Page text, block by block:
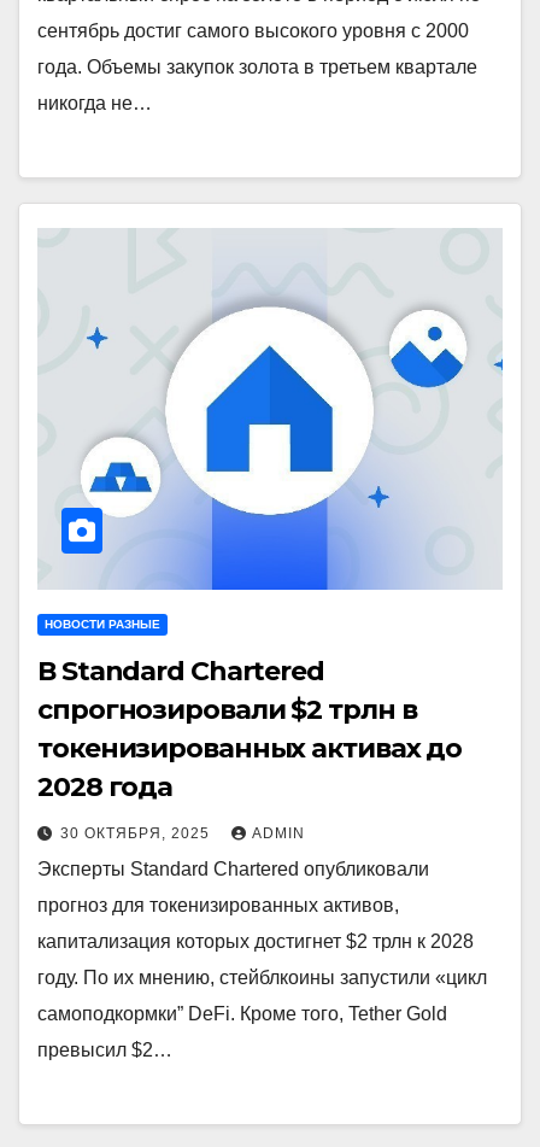
сентябрь достиг самого высокого уровня с 2000
года. Объемы закупок золота в третьем квартале
никогда не…
НОВОСТИ РАЗНЫЕ
В Standard Chartered
спрогнозировали $2 трлн в
токенизированных активах до
2028 года
30 ОКТЯБРЯ, 2025 ADMIN
Эксперты Standard Chartered опубликовали
прогноз для токенизированных активов,
капитализация которых достигнет $2 трлн к 2028
году. По их мнению, стейблкоины запустили «цикл
самоподкормки” DeFi. Кроме того, Tether Gold
превысил $2…